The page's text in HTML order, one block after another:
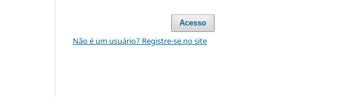
Acesso
Não é um usuário? Registre-se no site